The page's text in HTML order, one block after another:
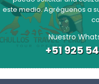
este medio. Agréguenos a
Nuestro
+51 925